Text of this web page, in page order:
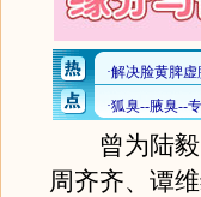
曾为陆毅
周齐齐、谭